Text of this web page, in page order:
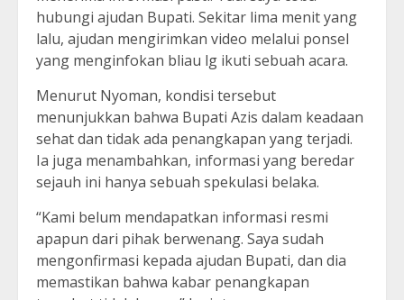
hubungi ajudan Bupati. Sekitar lima menit yang
lalu, ajudan mengirimkan video melalui ponsel
yang menginfokan bliau lg ikuti sebuah acara.
Menurut Nyoman, kondisi tersebut
menunjukkan bahwa Bupati Azis dalam keadaan
sehat dan tidak ada penangkapan yang terjadi.
Ia juga menambahkan, informasi yang beredar
sejauh ini hanya sebuah spekulasi belaka.
“Kami belum mendapatkan informasi resmi
apapun dari pihak berwenang. Saya sudah
mengonfirmasi kepada ajudan Bupati, dan dia
memastikan bahwa kabar penangkapan